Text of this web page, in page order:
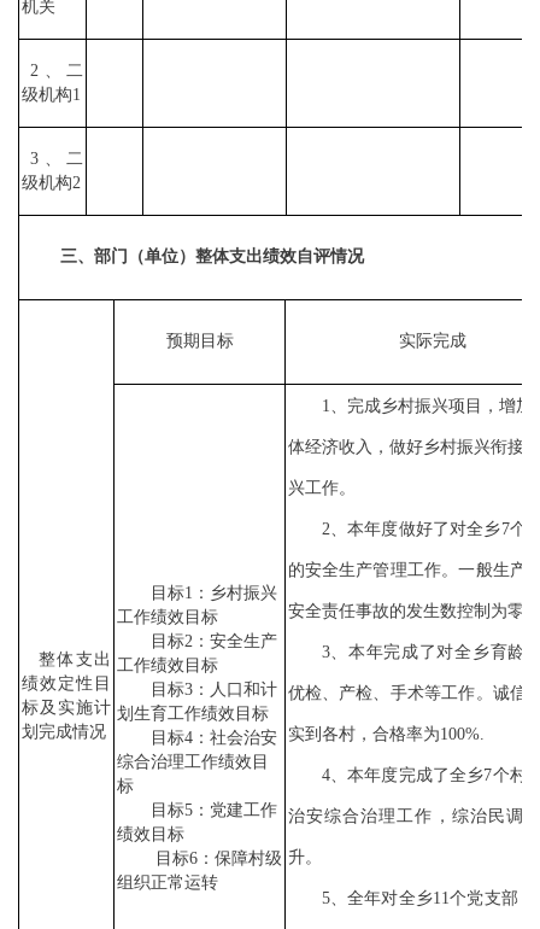
机关
2、二
级机构1
3、二
级机构2
三、部门（单位）整体支出绩效自评情况
整体支出
绩效定性目
标及实施计
划完成情况
预期目标 实际完成
目标1：乡村振兴
工作绩效目标
目标2：安全生产
工作绩效目标
目标3：人口和计
划生育工作绩效目标
目标4：社会治安
综合治理工作绩效目
标
目标5：党建工作
绩效目标
目标6：保障村级
组织正常运转
1、完成乡村振兴项目，增加
体经济收入，做好乡村振兴衔接
兴工作。
2、本年度做好了对全 乡7个
的安全生产管理工作。一般生产
安全责任事故的发生数控制为零。
3、本年完成了对全 乡育龄
优检、产检、手术等工作。诚信
实到各村，合格率为100%.
4、本年度完成了全 乡7个村
治安综合治理工作，综治民调
升。
5、全年对全 乡11个党支部，